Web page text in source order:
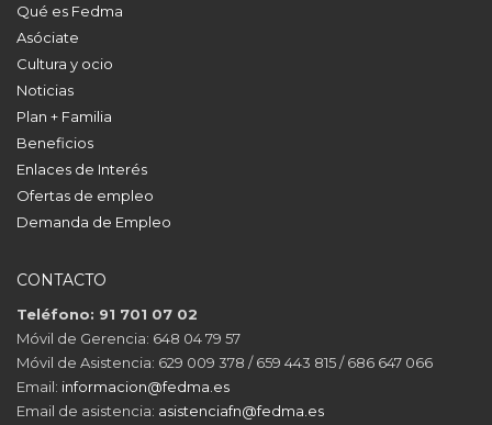
Qué es Fedma
Asóciate
Cultura y ocio
Noticias
Plan + Familia
Beneficios
Enlaces de Interés
Ofertas de empleo
Demanda de Empleo
CONTACTO
Teléfono: 91 701 07 02
Móvil de Gerencia: 648 04 79 57
Móvil de Asistencia: 629 009 378 / 659 443 815 / 686 647 066
Email: informacion@fedma.es
Email de asistencia: asistenciafn@fedma.es